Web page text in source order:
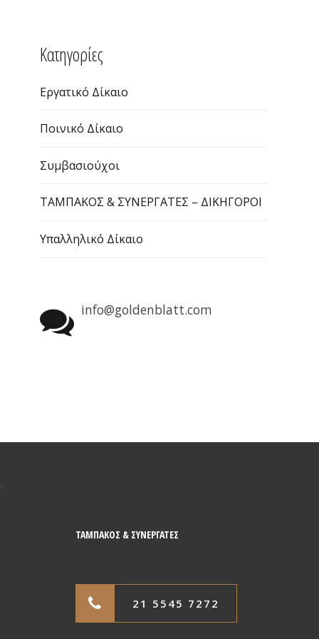
Kατηγορίες
Εργατικό Δίκαιο
Ποινικό Δίκαιο
Συμβασιούχοι
ΤΑΜΠΑΚΟΣ & ΣΥΝΕΡΓΑΤΕΣ – ΔΙΚΗΓΟΡΟΙ
Υπαλληλικό Δίκαιο
info@goldenblatt.com
ΤΑΜΠΑΚΟΣ & ΣΥΝΕΡΓΑΤΕΣ
21 5545 7272